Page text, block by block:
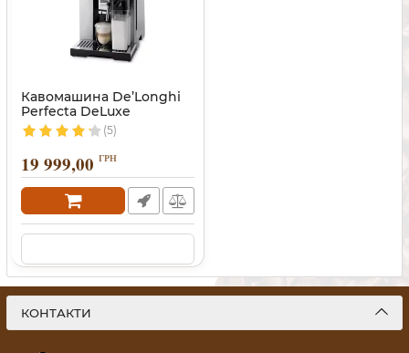
Кавомашина De’Longhi
Perfecta DeLuxe
(5)
19 999,00 ГРН
КОНТАКТИ